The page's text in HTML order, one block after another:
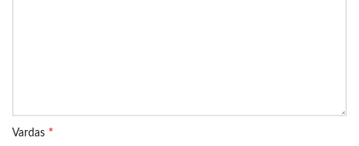
Vardas *